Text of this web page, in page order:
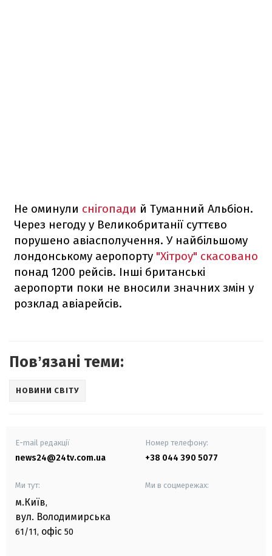
Не оминули снігопади й Туманний Альбіон.
Через негоду у Великобританії суттєво
порушено авіасполучення. У найбільшому
лондонському аеропорту "Хітроу" скасовано
понад 1200 рейсів. Інші британські
аеропорти поки не вносили значних змін у
розклад авіарейсів.
Повʼязані теми:
НОВИНИ СВІТУ
E-mail редакції
news24@24tv.com.ua
Номер телефону:
+38 044 390 5077
Ми тут:
м.Київ,
вул. Володимирська
61/11, офіс 50
Ми в соцмережах: